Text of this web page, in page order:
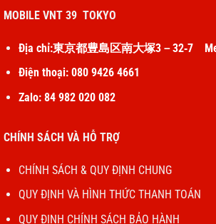
MOBILE VNT 39 TOKYO
Địa chỉ:東京都豊島区南大塚3－32‐7
Điện thoại: 080 9426 4661
Zalo: 84 982 020 082
CHÍNH SÁCH VÀ HỖ TRỢ
CHÍNH SÁCH & QUY ĐỊNH CHUNG
QUY ĐỊNH VÀ HÌNH THỨC THANH TOÁN
QUY ĐỊNH CHÍNH SÁCH BẢO HÀNH